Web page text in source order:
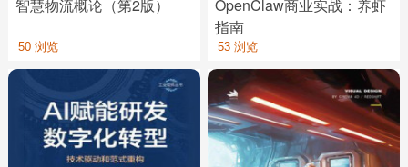
智慧物流概论（第2版）
50 浏览
OpenClaw商业实战：养虾
指南
53 浏览